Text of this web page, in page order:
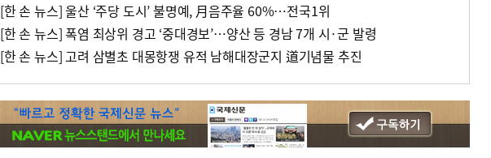
[한 손 뉴스] 울산 ‘주당 도시’ 불명예, 月음주율 60%…전국1위
[한 손 뉴스] 폭염 최상위 경고 ‘중대경보’…양산 등 경남 7개 시·군 발령
[한 손 뉴스] 고려 삼별초 대몽항쟁 유적 남해대장군지 道기념물 추진